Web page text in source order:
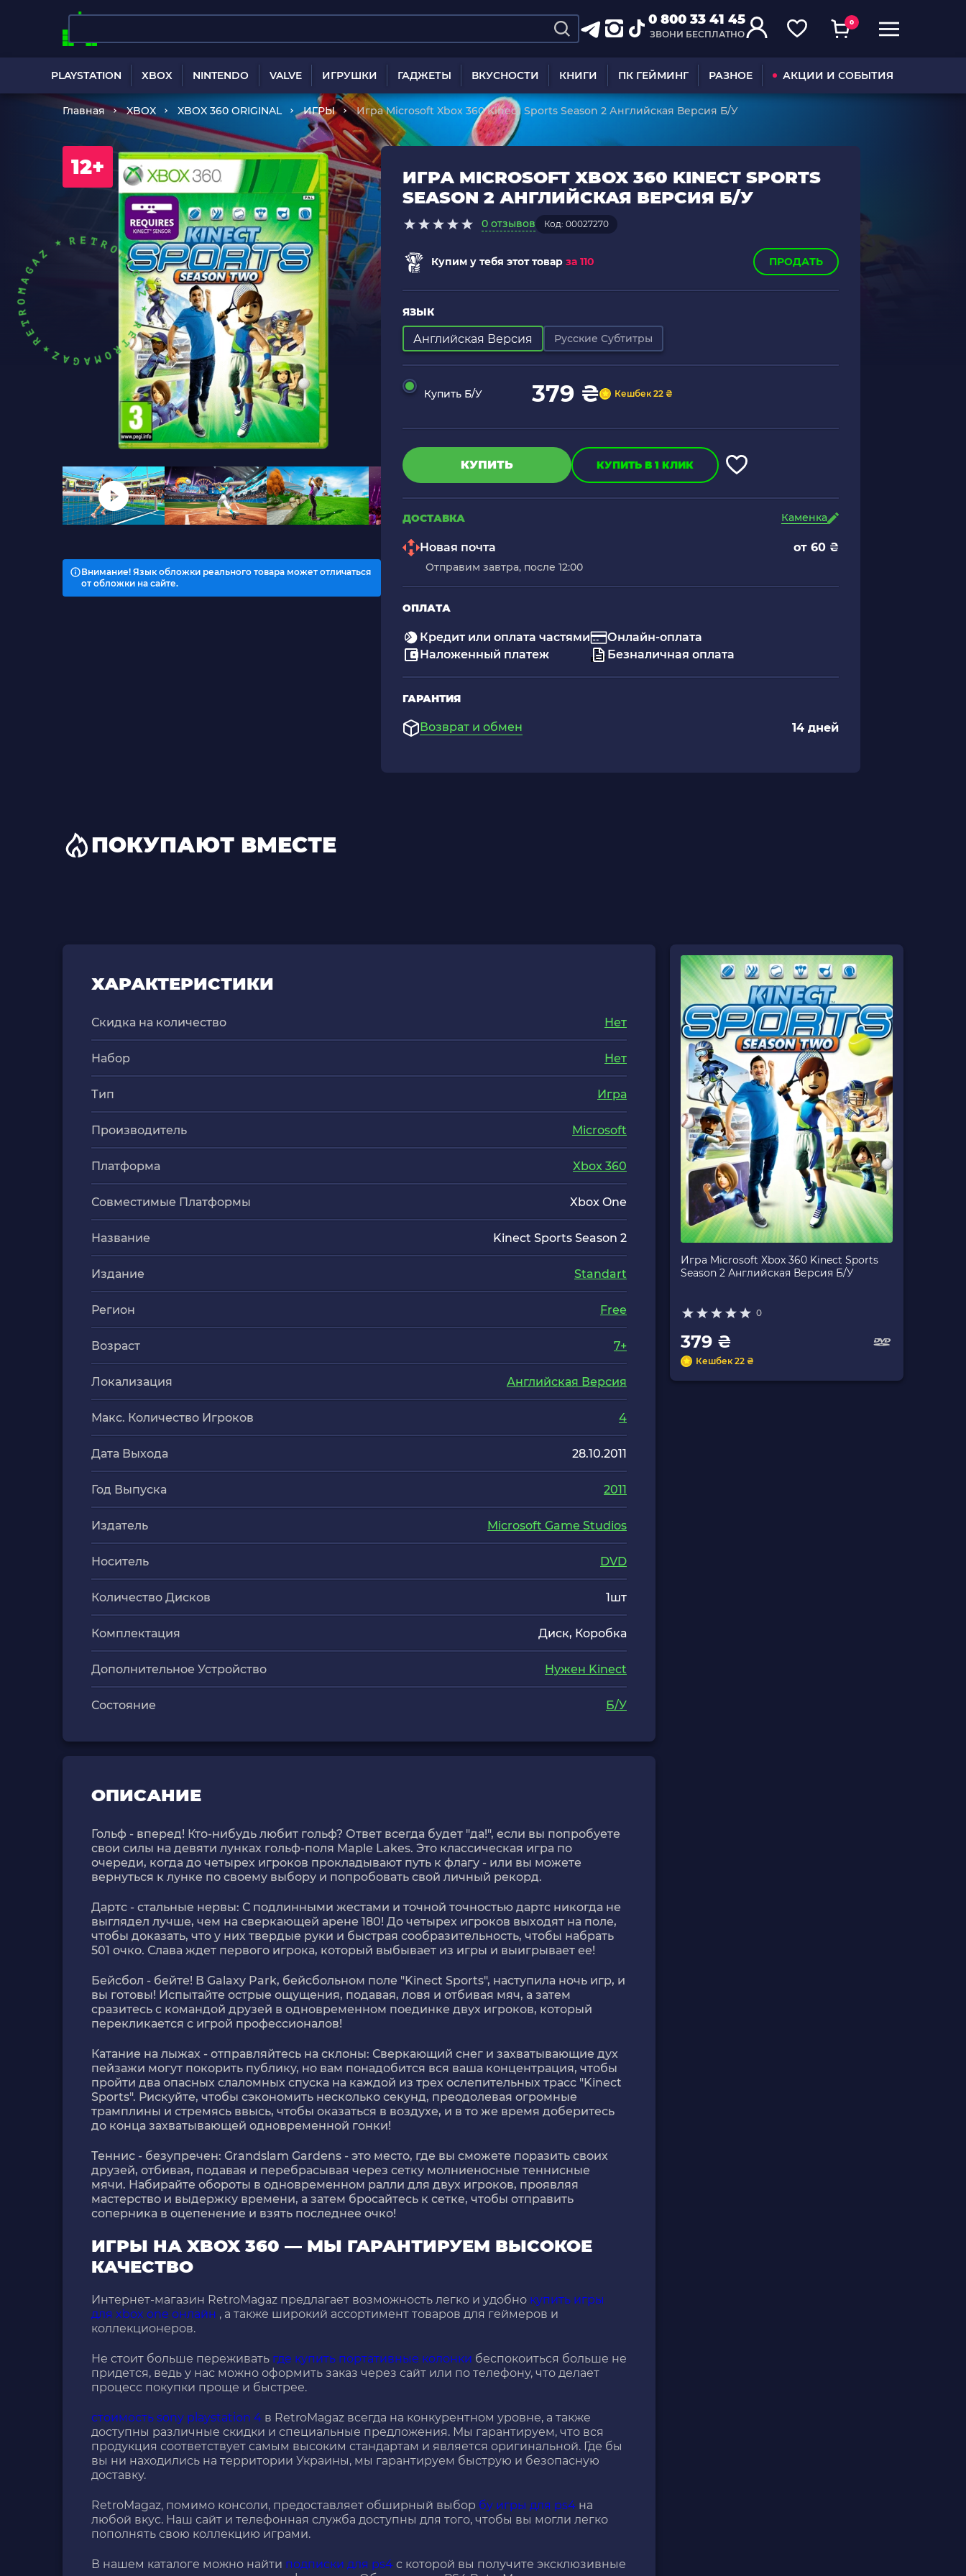
0 800 33 41 45
ЗВОНИ БЕСПЛАТНО
0
PLAYSTATION XBOX NINTENDO VALVE ИГРУШКИ ГАДЖЕТЫ ВКУСНОСТИ КНИГИ ПК ГЕЙМИНГ РАЗНОЕ АКЦИИ И СОБЫТИЯ
Главная XBOX XBOX 360 ORIGINAL ИГРЫ Игра Microsoft Xbox 360 Kinect Sports Season 2 Английская Версия Б/У
12+
Внимание! Язык обложки реального товара может отличаться
от обложки на сайте.
ИГРА MICROSOFT XBOX 360 KINECT SPORTS
SEASON 2 АНГЛИЙСКАЯ ВЕРСИЯ Б/У
0 отзывов Код: 00027270
Купим у тебя этот товар за 110 ПРОДАТЬ
ЯЗЫК
Английская Версия Русские Субтитры
Купить Б/У 379 ₴ Кешбек 22 ₴
КУПИТЬ КУПИТЬ В 1 КЛИК
ДОСТАВКА Каменка
Новая почта от 60 ₴
Отправим завтра, после 12:00
ОПЛАТА
Кредит или оплата частями
Наложенный платеж
Онлайн-оплата
Безналичная оплата
ГАРАНТИЯ
Возврат и обмен 14 дней
ПОКУПАЮТ ВМЕСТЕ
ХАРАКТЕРИСТИКИ
Скидка на количество Нет
Набор Нет
Тип Игра
Производитель Microsoft
Платформа Xbox 360
Совместимые Платформы Xbox One
Название Kinect Sports Season 2
Издание Standart
Регион Free
Возраст 7+
Локализация Английская Версия
Макс. Количество Игроков 4
Дата Выхода 28.10.2011
Год Выпуска 2011
Издатель Microsoft Game Studios
Носитель DVD
Количество Дисков 1шт
Комплектация Диск, Коробка
Дополнительное Устройство Нужен Kinect
Состояние Б/У
ОПИСАНИЕ
Гольф - вперед! Кто-нибудь любит гольф? Ответ всегда будет "да!", если вы попробуете
свои силы на девяти лунках гольф-поля Maple Lakes. Это классическая игра по
очереди, когда до четырех игроков прокладывают путь к флагу - или вы можете
вернуться к лунке по своему выбору и попробовать свой личный рекорд.
Дартс - стальные нервы: С подлинными жестами и точной точностью дартс никогда не
выглядел лучше, чем на сверкающей арене 180! До четырех игроков выходят на поле,
чтобы доказать, что у них твердые руки и быстрая сообразительность, чтобы набрать
501 очко. Слава ждет первого игрока, который выбывает из игры и выигрывает ее!
Бейсбол - бейте! В Galaxy Park, бейсбольном поле "Kinect Sports", наступила ночь игр, и
вы готовы! Испытайте острые ощущения, подавая, ловя и отбивая мяч, а затем
сразитесь с командой друзей в одновременном поединке двух игроков, который
перекликается с игрой профессионалов!
Катание на лыжах - отправляйтесь на склоны: Сверкающий снег и захватывающие дух
пейзажи могут покорить публику, но вам понадобится вся ваша концентрация, чтобы
пройти два опасных слаломных спуска на каждой из трех ослепительных трасс "Kinect
Sports". Рискуйте, чтобы сэкономить несколько секунд, преодолевая огромные
трамплины и стремясь ввысь, чтобы оказаться в воздухе, и в то же время доберитесь
до конца захватывающей одновременной гонки!
Теннис - безупречен: Grandslam Gardens - это место, где вы сможете поразить своих
друзей, отбивая, подавая и перебрасывая через сетку молниеносные теннисные
мячи. Набирайте обороты в одновременном ралли для двух игроков, проявляя
мастерство и выдержку времени, а затем бросайтесь к сетке, чтобы отправить
соперника в оцепенение и взять последнее очко!
ИГРЫ НА XBOX 360 — МЫ ГАРАНТИРУЕМ ВЫСОКОЕ
КАЧЕСТВО
Интернет-магазин RetroMagaz предлагает возможность легко и удобно купить игры
для xbox one онлайн , а также широкий ассортимент товаров для геймеров и
коллекционеров.
Не стоит больше переживать где купить портативные колонки беспокоиться больше не
придется, ведь у нас можно оформить заказ через сайт или по телефону, что делает
процесс покупки проще и быстрее.
стоимость sony playstation 4 в RetroMagaz всегда на конкурентном уровне, а также
доступны различные скидки и специальные предложения. Мы гарантируем, что вся
продукция соответствует самым высоким стандартам и является оригинальной. Где бы
вы ни находились на территории Украины, мы гарантируем быструю и безопасную
доставку.
RetroMagaz, помимо консоли, предоставляет обширный выбор бу игры для ps4 на
любой вкус. Наш сайт и телефонная служба доступны для того, чтобы вы могли легко
пополнять свою коллекцию играми.
В нашем каталоге можно найти подписки для ps4 с которой вы получите эксклюзивные
Игра Microsoft Xbox 360 Kinect Sports
Season 2 Английская Версия Б/У
0
379 ₴
Кешбек 22 ₴